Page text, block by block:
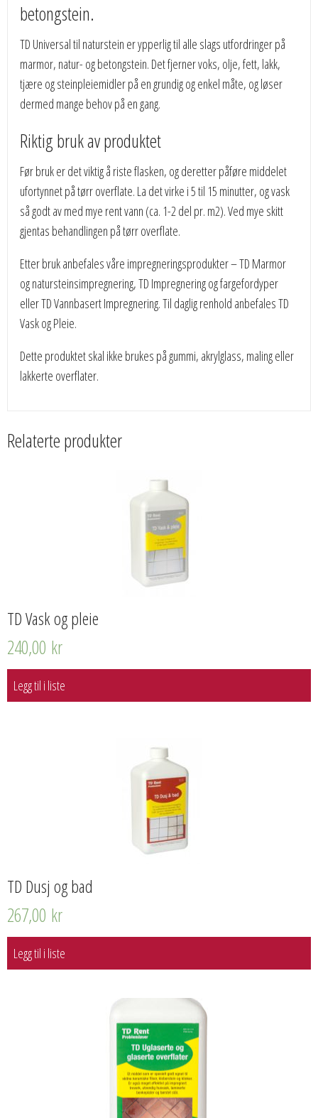
betongstein.
TD Universal til naturstein er ypperlig til alle slags utfordringer på
marmor, natur- og betongstein. Det fjerner voks, olje, fett, lakk,
tjære og steinpleiemidler på en grundig og enkel måte, og løser
dermed mange behov på en gang.
Riktig bruk av produktet
Før bruk er det viktig å riste flasken, og deretter påføre middelet
ufortynnet på tørr overflate. La det virke i 5 til 15 minutter, og vask
så godt av med mye rent vann (ca. 1-2 del pr. m2). Ved mye skitt
gjentas behandlingen på tørr overflate.
Etter bruk anbefales våre impregneringsprodukter – TD Marmor
og natursteinsimpregnering, TD Impregnering og fargefordyper
eller TD Vannbasert Impregnering. Til daglig renhold anbefales TD
Vask og Pleie.
Dette produktet skal ikke brukes på gummi, akrylglass, maling eller
lakkerte overflater.
Relaterte produkter
TD Vask og pleie
240,00 kr
Legg til i liste
TD Dusj og bad
267,00 kr
Legg til i liste